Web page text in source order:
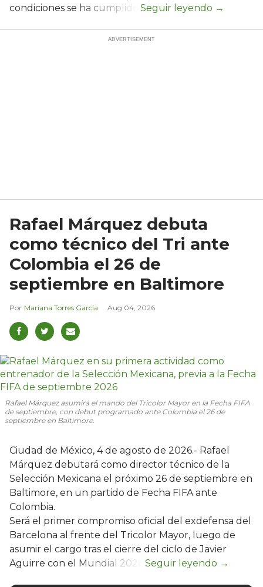
condiciones se ha cumplido.
Rafael Márquez debuta
como técnico del Tri ante
Colombia el 26 de
septiembre en Baltimore
Mariana Torres García Aug 04, 2026
Rafael Márquez asumirá el mando del Tricolor Mayor en la Fecha FIFA
de septiembre, con debut programado ante Colombia el 26 de
septiembre en Baltimore.
Ciudad de México, 4 de agosto de 2026.- Rafael
Márquez debutará como director técnico de la
Selección Mexicana el próximo 26 de septiembre en
Baltimore, en un partido de Fecha FIFA ante
Colombia.
Será el primer compromiso oficial del exdefensa del
Barcelona al frente del Tricolor Mayor, luego de
asumir el cargo tras el cierre del ciclo de Javier
Aguirre con el Mundial 2026.